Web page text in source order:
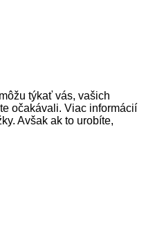
týkať vás, vašich
očakávali. Viac informácií
Avšak ak to urobíte,